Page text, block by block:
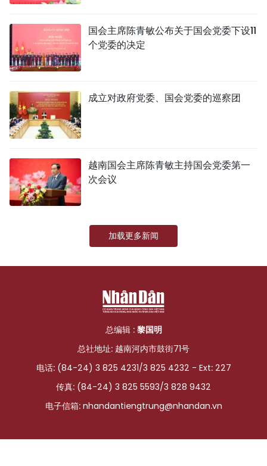
国会主席陈青敏公布关于国会党委下设11
个党委的决定
成立对政府党委、国会党委的巡察团
越南国会主席陈青敏主持国会党委第一
次会议
加载更多新闻
总编辑 : 黎国明
总社地址: 越南河内市鼓街71号
电话: (84-24) 3 825 4231/3 825 4232 - Ext: 227
传真: (84-24) 3 825 5593/3 828 9432
电子信箱: nhandantiengtrung@nhandan.vn